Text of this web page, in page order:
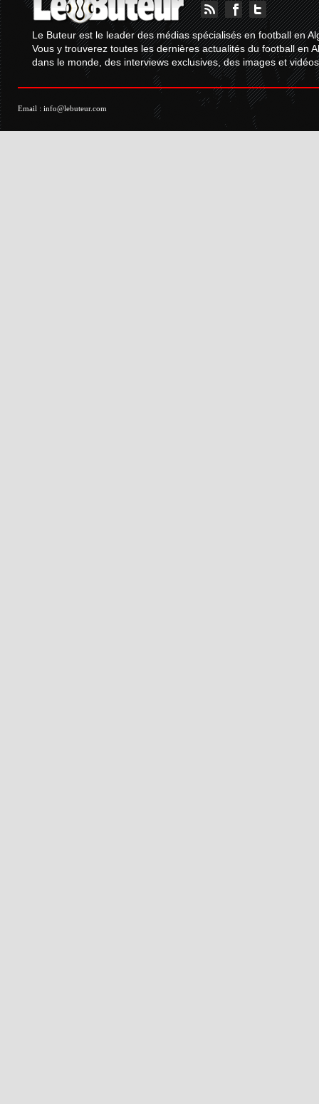
Le Buteur est le leader des médias spécialisés en football en
Vous y trouverez toutes les dernières actualités du football en
dans le monde, des interviews exclusives, des images et
Email : info@lebuteur.com